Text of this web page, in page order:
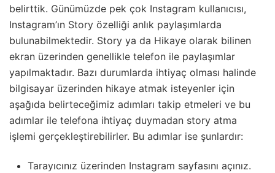
belirttik. Günümüzde pek çok Instagram kullanıcısı,
Instagram’ın Story özelliği anlık paylaşımlarda
bulunabilmektedir. Story ya da Hikaye olarak bilinen
ekran üzerinden genellikle telefon ile paylaşımlar
yapılmaktadır. Bazı durumlarda ihtiyaç olması halinde
bilgisayar üzerinden hikaye atmak isteyenler için
aşağıda belirteceğimiz adımları takip etmeleri ve bu
adımlar ile telefona ihtiyaç duymadan story atma
işlemi gerçekleştirebilirler. Bu adımlar ise şunlardır:
Tarayıcınız üzerinden Instagram sayfasını açınız.